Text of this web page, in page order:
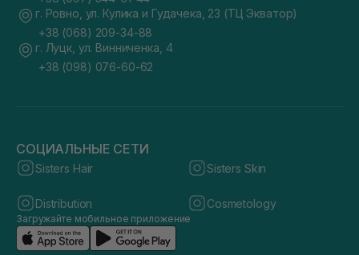
г. Ровно, ул. Кулика и Гудачека, 23 (ТЦ Экватор)
+38 (068) 209-34-88
г. Луцк, ул. Винниченка, 4
+38 (098) 076-60-62
СОЦИАЛЬНЫЕ СЕТИ
Sisters Hair Sisters Skin
Distribution Cosmetology
Загружайте мобильное приложение